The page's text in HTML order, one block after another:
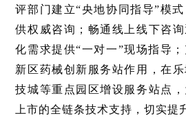
评部门建立“央地协同指导”模
供权威咨询；畅通线上线下咨
化需求提供“一对一”现场指导
新区药械创新服务站作用，在
技城等重点园区增设服务站点
上市的全链条技术支持，切实提